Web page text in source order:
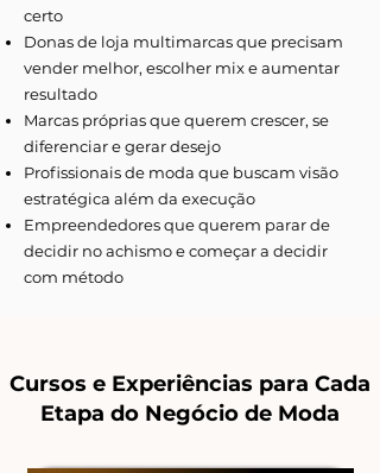
certo
Donas de loja multimarcas que precisam
vender melhor, escolher mix e aumentar
resultado
Marcas próprias que querem crescer, se
diferenciar e gerar desejo
Profissionais de moda que buscam visão
estratégica além da execução
Empreendedores que querem parar de
decidir no achismo e começar a decidir
com método
Cursos e Experiências para Cada
Etapa do Negócio de Moda